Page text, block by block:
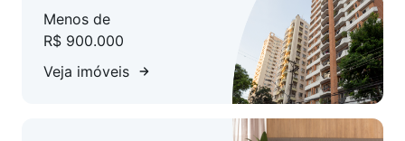
Menos de
R$ 900.000
Veja imóveis